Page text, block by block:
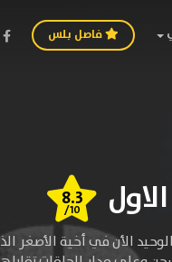
فاصل بلس
8.3
/10
الأن في أخية